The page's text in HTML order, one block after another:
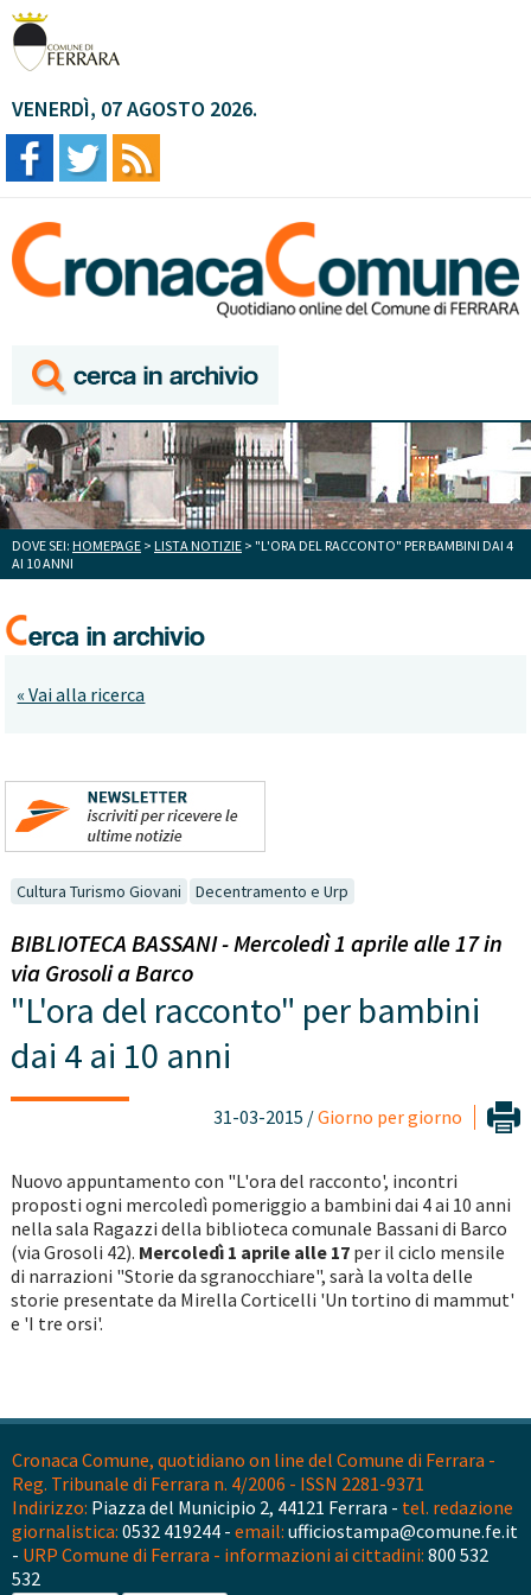
VENERDÌ, 07 AGOSTO 2026.
DOVE SEI: HOMEPAGE > LISTA NOTIZIE > "L'ORA DEL RACCONTO" PER BAMBINI DAI 4
AI 10 ANNI
« Vai alla ricerca
Cultura Turismo Giovani Decentramento e Urp
BIBLIOTECA BASSANI - Mercoledì 1 aprile alle 17 in
via Grosoli a Barco
"L'ora del racconto" per bambini
dai 4 ai 10 anni
31-03-2015 /Giorno per giorno
Nuovo appuntamento con "L'ora del racconto', incontri
proposti ogni mercoledì pomeriggio a bambini dai 4 ai 10 anni
nella sala Ragazzi della biblioteca comunale Bassani di Barco
(via Grosoli 42). Mercoledì 1 aprile alle 17per il ciclo mensile
di narrazioni "Storie da sgranocchiare", sarà la volta delle
storie presentate da Mirella Corticelli 'Un tortino di mammut'
e 'I tre orsi'.
Cronaca Comune, quotidiano on line del Comune di Ferrara -
Reg. Tribunale di Ferrara n. 4/2006 - ISSN 2281-9371
Indirizzo: Piazza del Municipio 2, 44121 Ferrara - tel. redazione
giornalistica: 0532 419244 - email: ufficiostampa@comune.fe.it
- URP Comune di Ferrara - informazioni ai cittadini: 800 532
532